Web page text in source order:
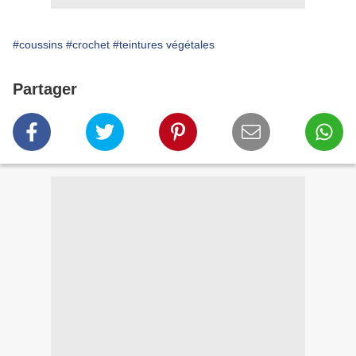
#coussins #crochet #teintures végétales
Partager